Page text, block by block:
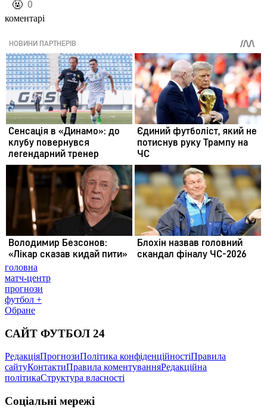
️🤬 0
коментарі
головна
матч-центр
прогнози
футбол +
Обране
САЙТ ФУТБОЛ 24
РедакціяПрогнозиПолітика конфіденційностіПравила
сайтуКонтактиПравила коментуванняРедакційна
політикаСтруктура власності
Соціальні мережі